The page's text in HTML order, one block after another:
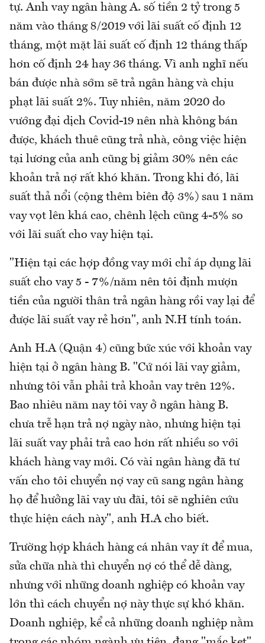
tự. Anh vay ngân hàng A. số tiền 2 tỷ trong 5
năm vào tháng 8/2019 với lãi suất cố định 12
tháng, một mặt lãi suất cố định 12 tháng thấp
hơn cố định 24 hay 36 tháng. Vì anh nghĩ nếu
bán được nhà sớm sẽ trả ngân hàng và chịu
phạt lãi suất 2%. Tuy nhiên, năm 2020 do
vướng đại dịch Covid-19 nên nhà không bán
được, khách thuê cũng trả nhà, công việc hiện
tại lương của anh cũng bị giảm 30% nên các
khoản trả nợ rất khó khăn. Trong khi đó, lãi
suất thả nổi (cộng thêm biên độ 3%) sau 1 năm
vay vọt lên khá cao, chênh lệch cũng 4-5% so
với lãi suất cho vay hiện tại.
"Hiện tại các hợp đồng vay mới chỉ áp dụng lãi
suất cho vay 5 - 7%/năm nên tôi định mượn
tiền của người thân trả ngân hàng rồi vay lại để
được lãi suất vay rẻ hơn", anh N.H tính toán.
Anh H.A (Quận 4) cũng bức xúc với khoản vay
hiện tại ở ngân hàng B. "Cứ nói lãi vay giảm,
nhưng tôi vẫn phải trả khoản vay trên 12%.
Bao nhiêu năm nay tôi vay ở ngân hàng B.
chưa trễ hạn trả nợ ngày nào, nhưng hiện tại
lãi suất vay phải trả cao hơn rất nhiều so với
khách hàng vay mới. Có vài ngân hàng đã tư
vấn cho tôi chuyển nợ vay cũ sang ngân hàng
họ để hưởng lãi vay ưu đãi, tôi sẽ nghiên cứu
thực hiện cách này", anh H.A cho biết.
Trường hợp khách hàng cá nhân vay ít để mua,
sửa chữa nhà thì chuyển nợ có thể dễ dàng,
nhưng với những doanh nghiệp có khoản vay
lớn thì cách chuyển nợ này thực sự khó khăn.
Doanh nghiệp, kể cả những doanh nghiệp nằm